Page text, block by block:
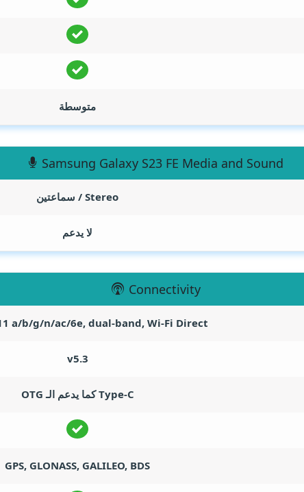
متوسطة
Samsung Galaxy S23 FE Media and Sound
Stereo / سماعتين
لا يدعم
Connectivity
a/b/g/n/ac/6e, dual-band, Wi-Fi Direct
v5.3
Type-C كما يدعم الـ OTG
GPS, GLONASS, GALILEO, BDS